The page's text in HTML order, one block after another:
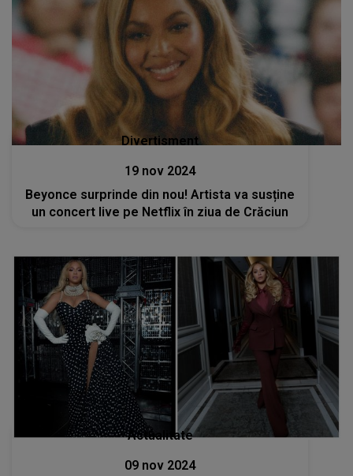
Divertisment
19 nov 2024
Beyonce surprinde din nou! Artista va susține
un concert live pe Netflix în ziua de Crăciun
Actualitate
09 nov 2024